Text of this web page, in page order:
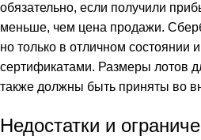
обязательно, если получили
меньше, чем цена продажи.
но только в отличном состоянии
сертификатами. Размеры лотов
также должны быть приняты во
Недостатки и